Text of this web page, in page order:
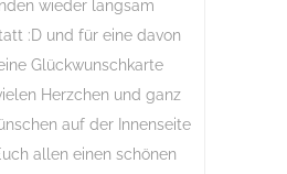
wieder langsam
:D und für eine davon
Glückwunschkarte
Herzchen und ganz
auf der Innenseite
allen einen schönen